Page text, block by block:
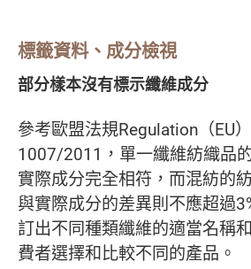
標籤資料、成分檢視
部分樣本沒有標示纖維成分
參考歐盟法規Regulation（EU
1007/2011，單一纖維紡織品
實際成分完全相符，而混紡的
與實際成分的差異則不應超過
訂出不同種類纖維的適當名稱
費者選擇和比較不同的產品。